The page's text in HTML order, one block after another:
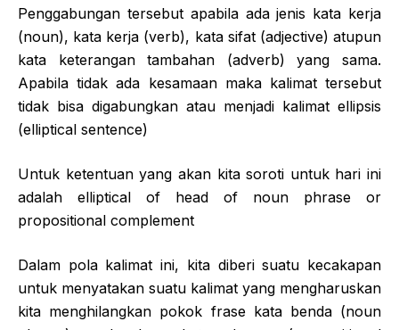
Penggabungan tersebut apabila ada jenis kata kerja
(noun), kata kerja (verb), kata sifat (adjective) atupun
kata keterangan tambahan (adverb) yang sama.
Apabila tidak ada kesamaan maka kalimat tersebut
tidak bisa digabungkan atau menjadi kalimat ellipsis
(elliptical sentence)
Untuk ketentuan yang akan kita soroti untuk hari ini
adalah elliptical of head of noun phrase or
propositional complement
Dalam pola kalimat ini, kita diberi suatu kecakapan
untuk menyatakan suatu kalimat yang mengharuskan
kita menghilangkan pokok frase kata benda (noun